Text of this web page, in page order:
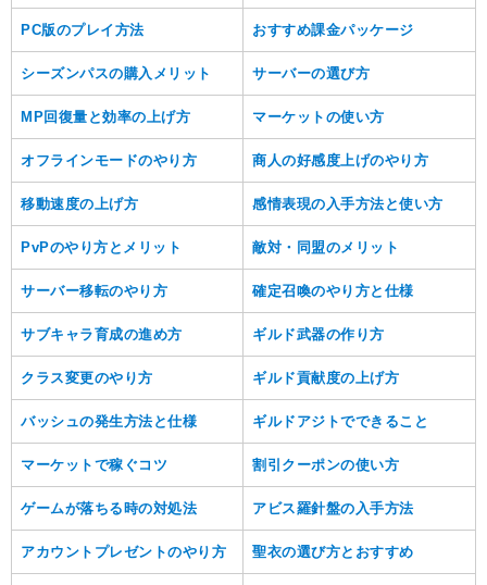
PC版のプレイ方法 おすすめ課金パッケージ
シーズンパスの購入メリット サーバーの選び方
MP回復量と効率の上げ方 マーケットの使い方
オフラインモードのやり方 商人の好感度上げのやり方
移動速度の上げ方 感情表現の入手方法と使い方
PvPのやり方とメリット 敵対・同盟のメリット
サーバー移転のやり方 確定召喚のやり方と仕様
サブキャラ育成の進め方 ギルド武器の作り方
クラス変更のやり方 ギルド貢献度の上げ方
バッシュの発生方法と仕様 ギルドアジトでできること
マーケットで稼ぐコツ 割引クーポンの使い方
ゲームが落ちる時の対処法 アビス羅針盤の入手方法
アカウントプレゼントのやり方 聖衣の選び方とおすすめ